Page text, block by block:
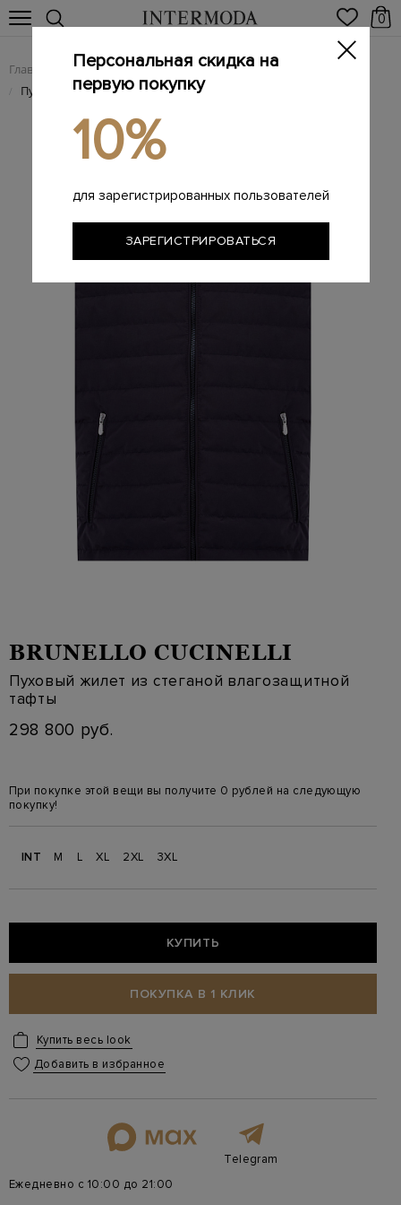
0
Главная Мужчинам / Одежда / Мужские жилеты
/ Пуховый жилет из стеганой влагозащитной тафты
BRUNELLO CUCINELLI
Пуховый жилет из стеганой влагозащитной
тафты
298 800 руб.
При покупке этой вещи вы получите 0 рублей на следующую
покупку!
INT M L XL 2XL 3XL
КУПИТЬ
ПОКУПКА В 1 КЛИК
Купить весь look
Добавить в избранное
Telegram
Ежедневно с 10:00 до 21:00
Персональная скидка на
первую покупку
10%
для зарегистрированных пользователей
ЗАРЕГИСТРИРОВАТЬСЯ